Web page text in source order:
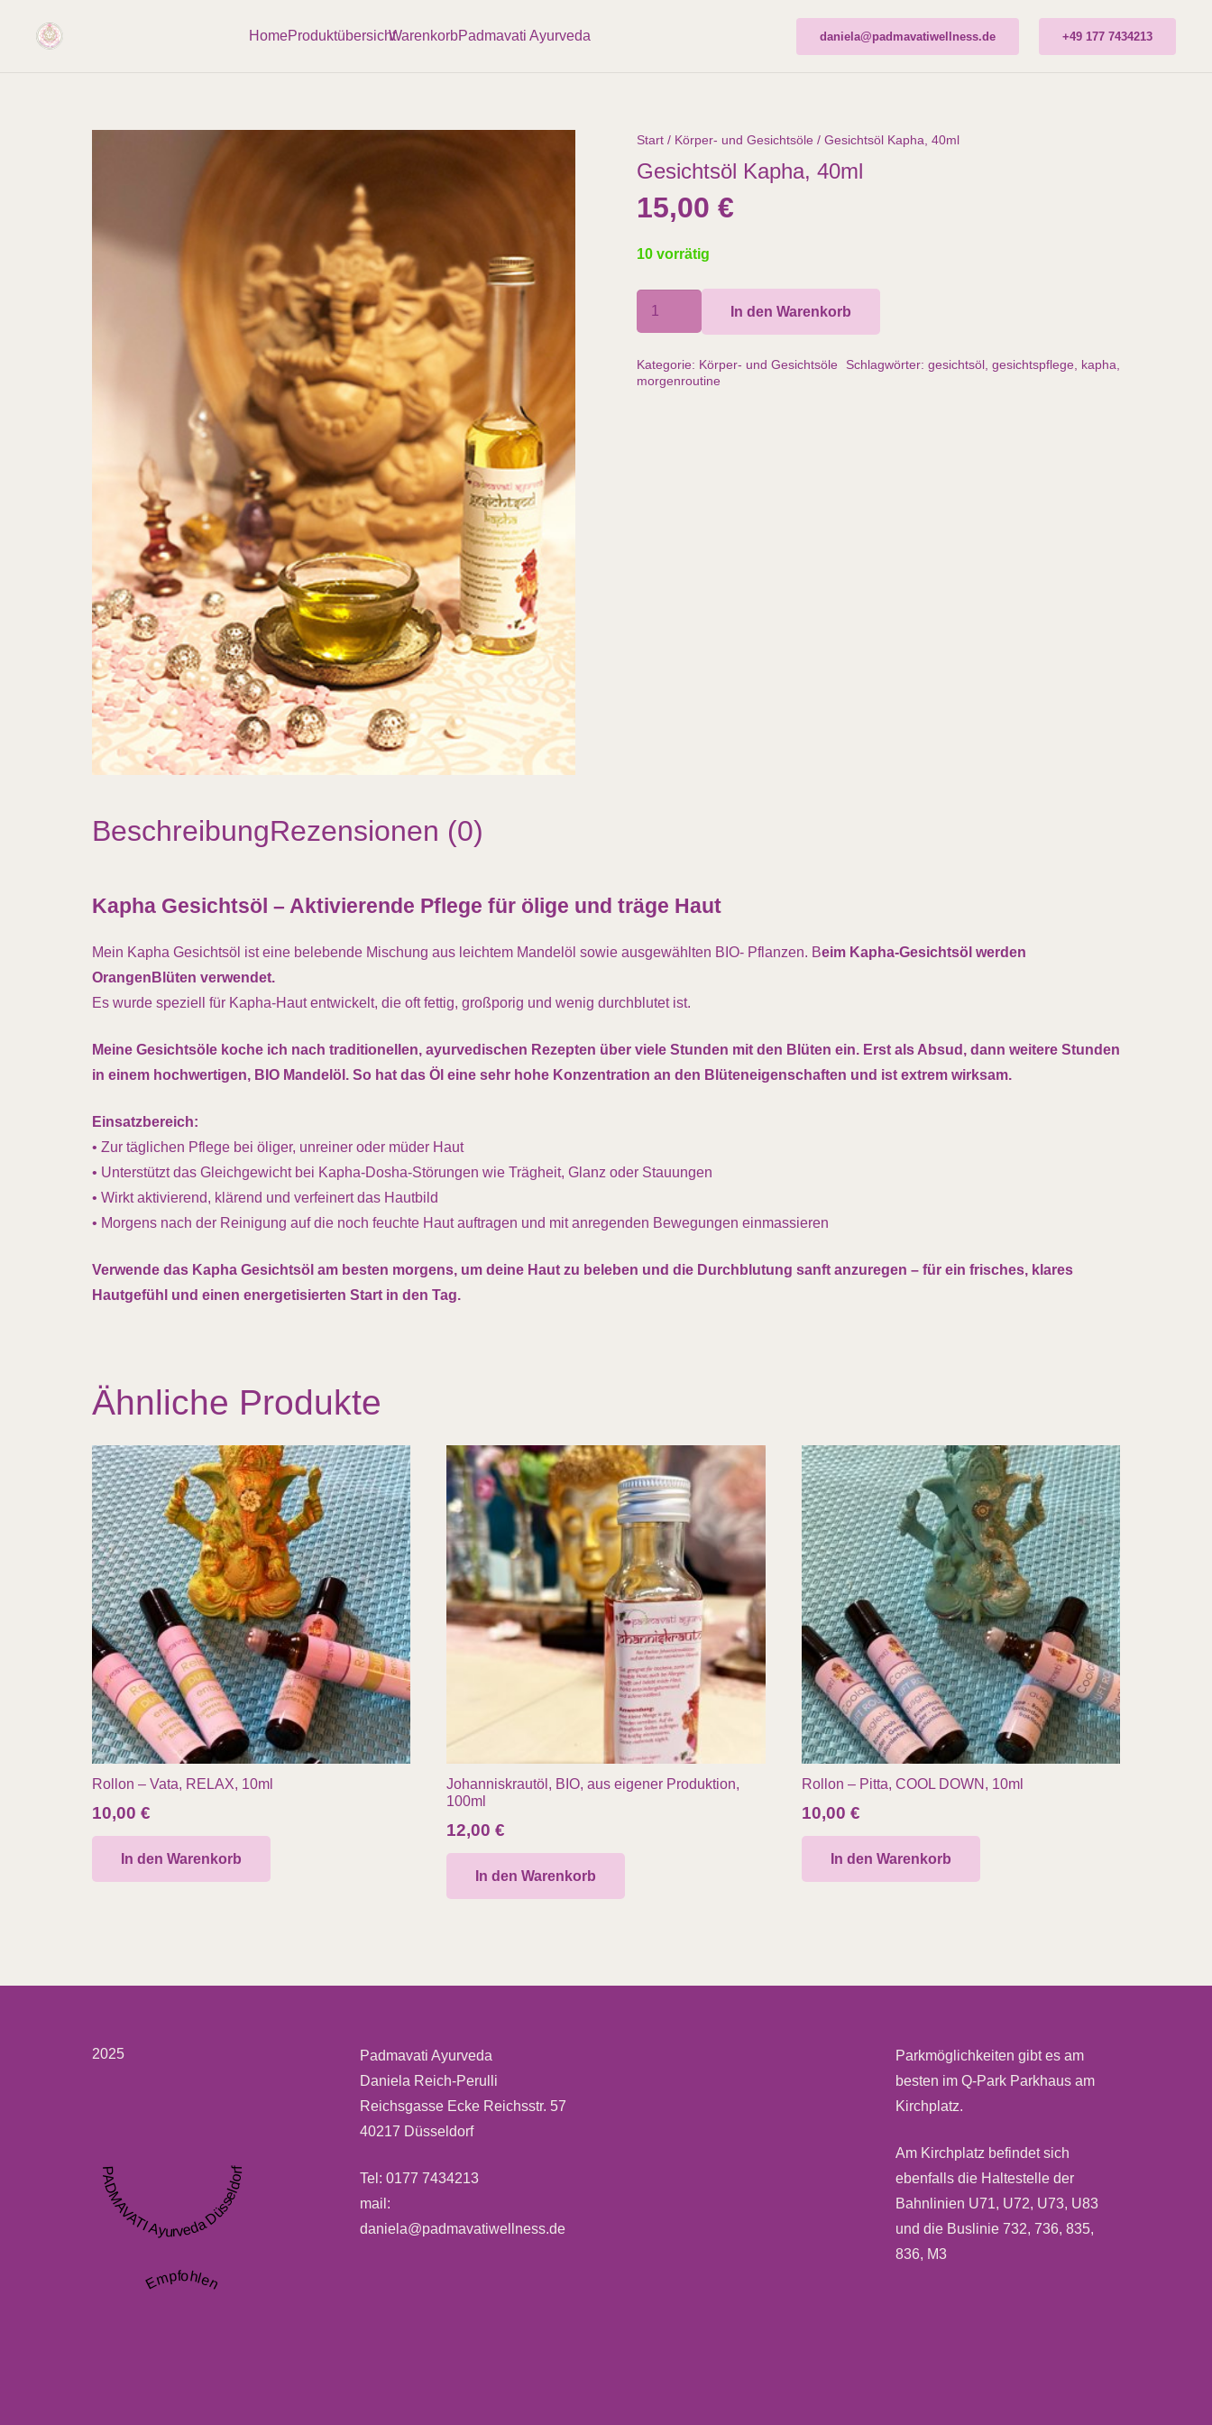
HomeProduktübersichtWarenkorbPadmavati Ayurveda daniela@padmavatiwellness.de +49 177 7434213
Start / Körper- und Gesichtsöle / Gesichtsöl Kapha, 40ml
Gesichtsöl Kapha, 40ml
15,00€
10 vorrätig
Kapha,
Menge
In den Warenkorb
Kategorie: Körper- und Gesichtsöle Schlagwörter: gesichtsöl gesichtspflege kapha
morgenroutine
BeschreibungRezensionen (0)
Kapha Gesichtsöl – Aktivierende Pflege für ölige und träge Haut
Mein Kapha Gesichtsöl ist eine belebende Mischung aus leichtem Mandelöl sowie ausgewählten BIO- Pflanzen. Beim Kapha-Gesichtsöl werden
OrangenBlüten verwendet.
Es wurde speziell für Kapha-Haut entwickelt, die oft fettig, großporig und wenig durchblutet ist.
Meine Gesichtsöle koche ich nach traditionellen, ayurvedischen Rezepten über viele Stunden mit den Blüten ein. Erst als Absud, dann weitere Stunden
in einem hochwertigen, BIO Mandelöl. So hat das Öl eine sehr hohe Konzentration an den Blüteneigenschaften und ist extrem wirksam.
Einsatzbereich:
• Zur täglichen Pflege bei öliger, unreiner oder müder Haut
• Unterstützt das Gleichgewicht bei Kapha-Dosha-Störungen wie Trägheit, Glanz oder Stauungen
• Wirkt aktivierend, klärend und verfeinert das Hautbild
• Morgens nach der Reinigung auf die noch feuchte Haut auftragen und mit anregenden Bewegungen einmassieren
Verwende das Kapha Gesichtsöl am besten morgens, um deine Haut zu beleben und die Durchblutung sanft anzuregen – für ein frisches, klares
Hautgefühl und einen energetisierten Start in den Tag.
Ähnliche Produkte
Rollon – Vata, RELAX, 10ml
10,00 €
In den Warenkorb
Johanniskrautöl, BIO, aus eigener Produktion,
100ml
12,00€
In den Warenkorb
Rollon – Pitta, COOL DOWN, 10ml
10,00 €
In den Warenkorb
2025
PADMAVATI Ayurveda Düsseldorf
Empfohlen
Padmavati Ayurveda
Daniela Reich-Perulli
Reichsgasse Ecke Reichsstr. 57
40217 Düsseldorf
Tel: 0177 7434213
mail:
daniela@padmavatiwellness.de
Parkmöglichkeiten gibt es am
besten im Q-Park Parkhaus am
Kirchplatz.
Am Kirchplatz befindet sich
ebenfalls die Haltestelle der
Bahnlinien U71, U72, U73, U83
und die Buslinie 732, 736, 835,
836, M3